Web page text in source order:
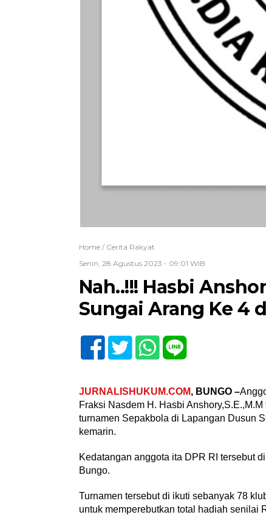
Home / Cerita Rakyat
Senin, 28 Agustus 2023 - 09:01 WIB
Nah..!!! Hasbi
Sungai Arang Ke 4
JURNALISHUKUM.COM, BUNGO –
Fraksi Nasdem H. Hasbi
turnamen Sepakbola di Lapangan Dusun
kemarin.
Kedatangan anggota ita DPR RI tersebut
Bungo.
Turnamen tersebut di ikuti sebanyak 78
untuk memperebutkan total hadiah senilai